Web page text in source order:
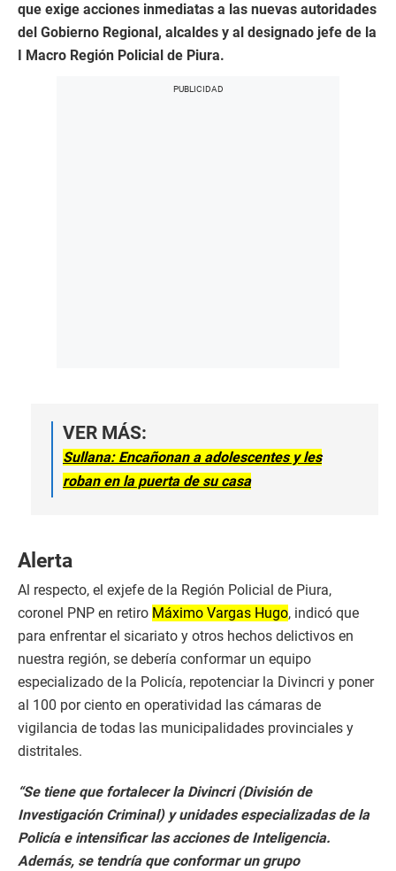
que exige acciones inmediatas a las nuevas autoridades
del Gobierno Regional, alcaldes y al designado jefe de la
I Macro Región Policial de Piura.
VER MÁS:
Sullana: Encañonan a adolescentes y les
roban en la puerta de su casa
Alerta
Al respecto, el exjefe de la Región Policial de Piura,
coronel PNP en retiro Máximo Vargas Hugo, indicó que
para enfrentar el sicariato y otros hechos delictivos en
nuestra región, se debería conformar un equipo
especializado de la Policía, repotenciar la Divincri y poner
al 100 por ciento en operatividad las cámaras de
vigilancia de todas las municipalidades provinciales y
distritales.
“Se tiene que fortalecer la Divincri (División de
Investigación Criminal) y unidades especializadas de la
Policía e intensificar las acciones de Inteligencia.
Además, se tendría que conformar un grupo